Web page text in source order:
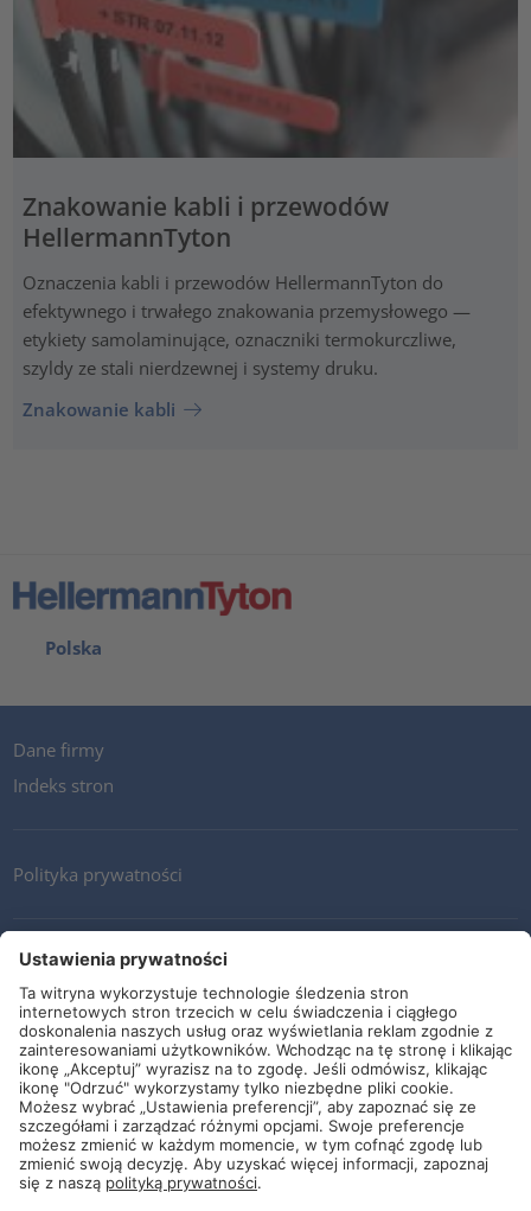
Znakowanie kabli i przewodów
HellermannTyton
Oznaczenia kabli i przewodów HellermannTyton do
efektywnego i trwałego znakowania przemysłowego —
etykiety samolaminujące, oznaczniki termokurczliwe,
szyldy ze stali nierdzewnej i systemy druku.
Znakowanie kabli
Polska
Dane firmy
Indeks stron
Polityka prywatności
Kontakt
Newsletter
Ogólne warunki i dostawy
Wytyczne i zobowiązania